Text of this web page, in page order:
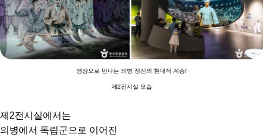
영상으로 만나는 의병 정신의 현대적 계승/
제2전시실 모습
제2전시실에서는
의병에서 독립군으로 이어진